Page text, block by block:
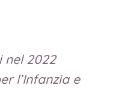
nel 2022
l’Infanzia e